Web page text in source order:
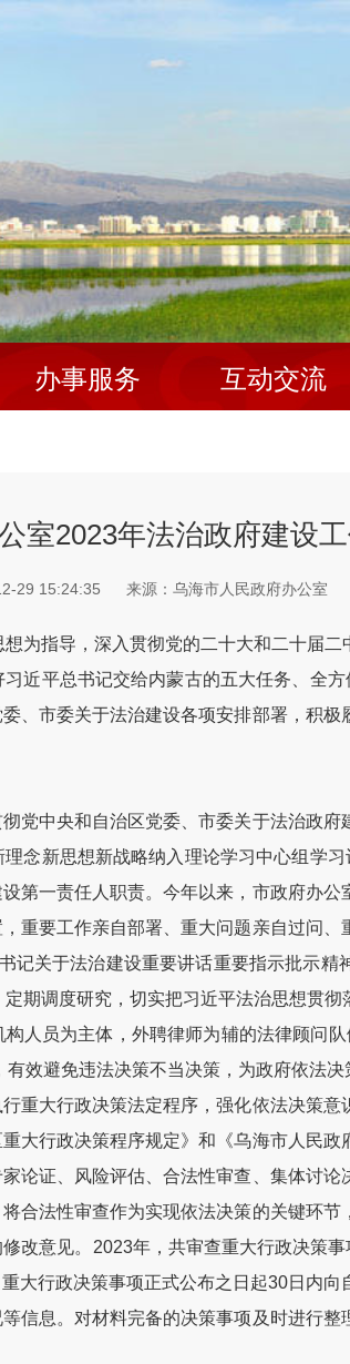
办事服务 互动交流
室2023年法治政府建设
29 15:24:35 来源：乌海市人民政府办公室
指导，深入贯彻党的二十大和二十届二
近平总书记交给内蒙古的五大任务、全
、市委关于法治建设各项安排部署，积
党中央和自治区党委、市委关于法治政府
念新思想新战略纳入理论学习中心组学习
第一责任人职责。今年以来，市政府办
重要工作亲自部署、重大问题亲自过问
关于法治建设重要讲话重要指示批示
期调度研究，切实把习近平法治思想贯彻
人员为主体，外聘律师为辅的法律顾问
效避免违法决策不当决策，为政府依法决
行重大行政决策法定程序，强化依法决策
大行政决策程序规定》和《乌海市人民
论证、风险评估、合法性审查、集体讨
合法性审查作为实现依法决策的关键环
改意见。2023年，共审查重大行政决策
大行政决策事项正式公布之日起30日内
信息。对材料完备的决策事项及时进行